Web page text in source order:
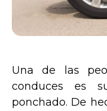
Una de las
conduces es
ponchado. De